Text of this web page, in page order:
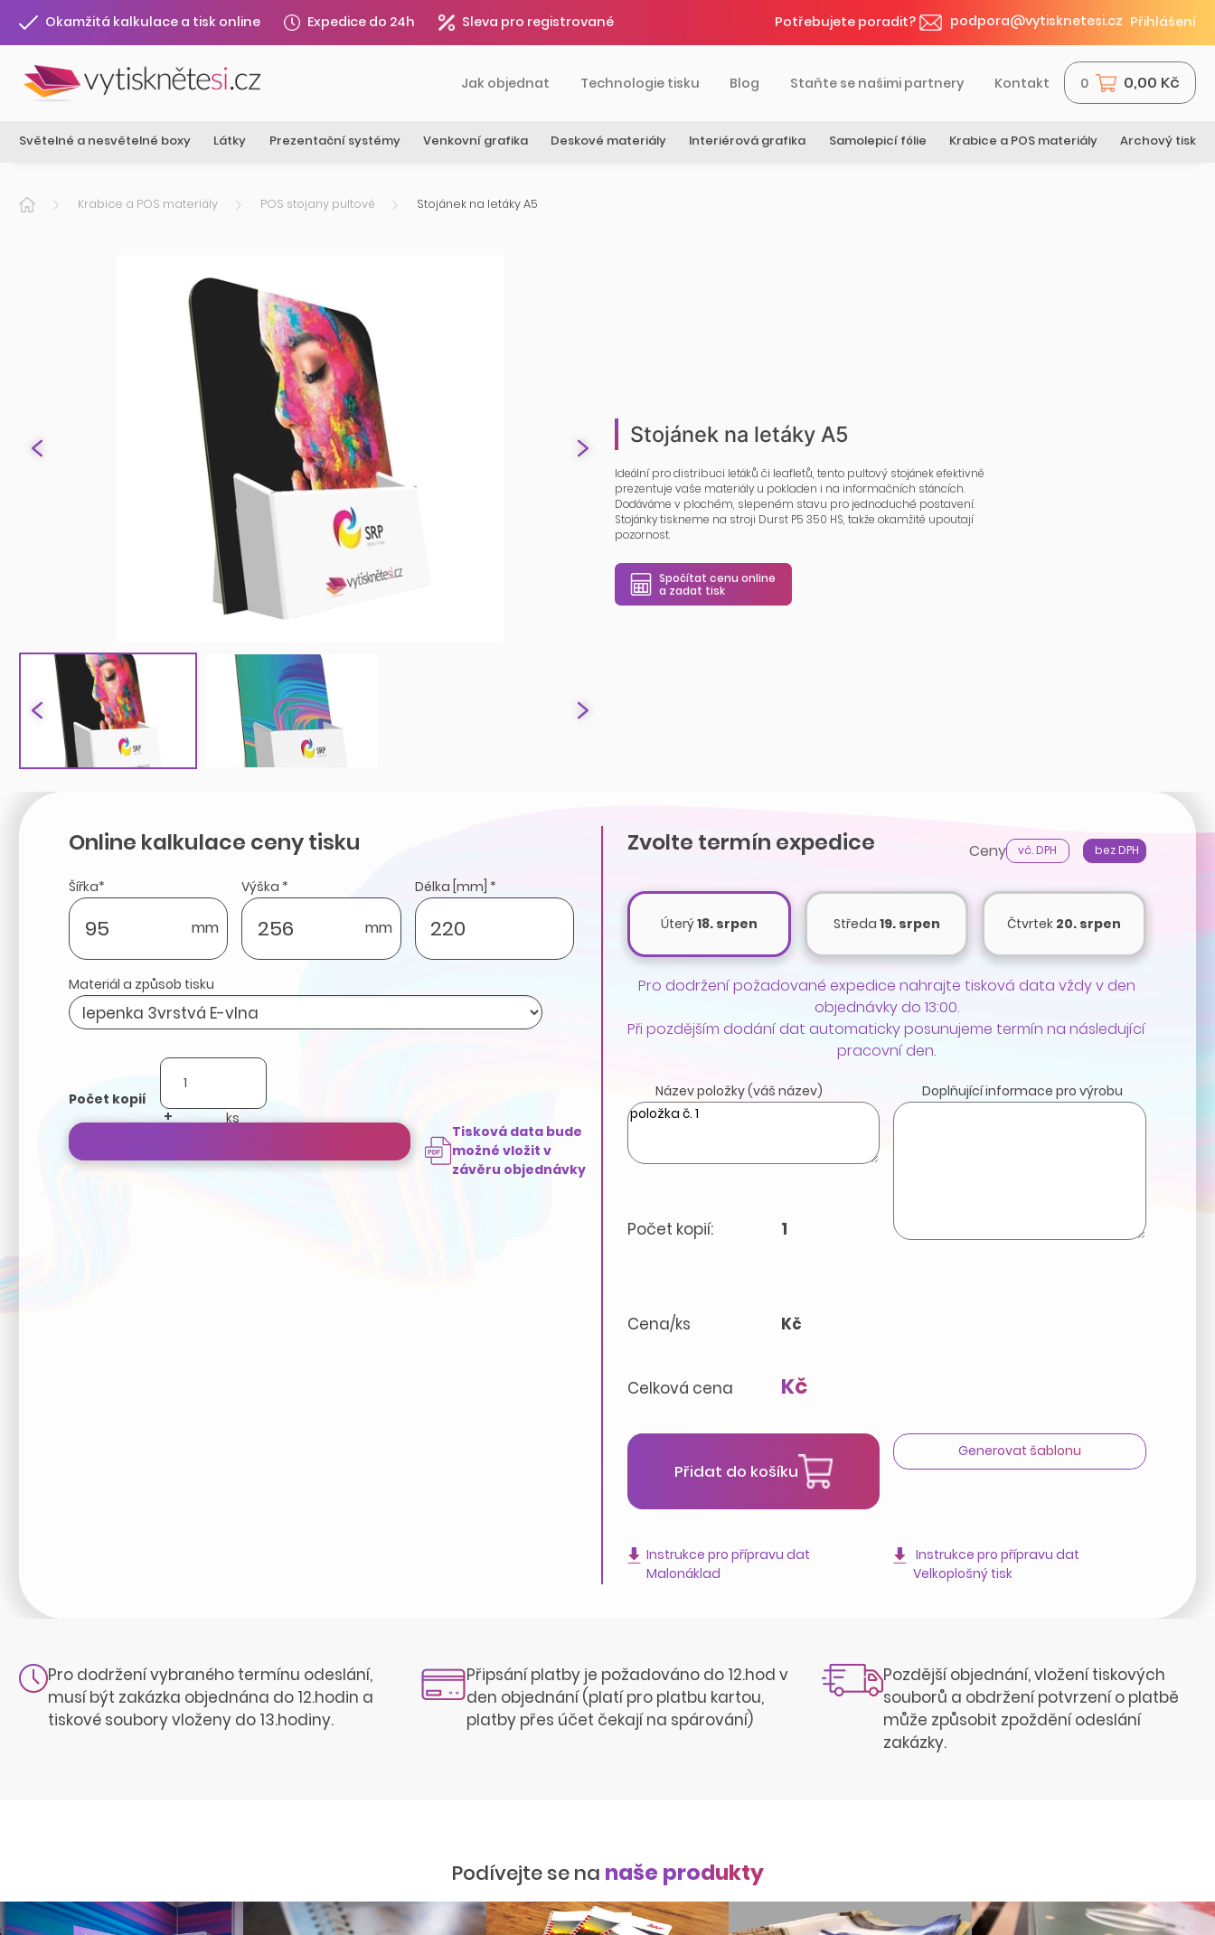
Okamžitá kalkulace a tisk online Expedice do 24h Sleva pro registrované Potřebujete poradit? podpora@vytisknetesi.cz Přihlášení
Jak objednat Technologie tisku Blog Staňte se našimi partnery Kontakt 0 0,00 Kč
Světelné a nesvětelné boxy Látky Prezentační systémy Venkovní grafika Deskové materiály Interiérová grafika Samolepicí fólie Krabice a POS materiály Archový tisk
Krabice a POS materiály POS stojany pultové Stojánek na letáky A5
Stojánek na letáky A5
Ideální pro distribuci letáků či leafletů, tento pultový stojánek efektivně
prezentuje vaše materiály u pokladen i na informačních stáncích.
Dodáváme v plochém, slepeném stavu pro jednoduché postavení.
Stojánky tiskneme na stroji Durst P5 350 HS, takže okamžitě upoutají
pozornost.
Spočítat cenu online
a zadat tisk
Online kalkulace ceny tisku
Šířka*
mm
Výška *
mm
Délka [mm] *
Materiál a způsob tisku
Počet kopií
+
Tisková data bude
možné vložit v
závěru objednávky
Zvolte termín expedice Ceny vč. DPH bez DPH
Úterý18. srpen Středa 19. srpen Čtvrtek 20. srpen
Pro dodržení požadované expedice nahrajte tisková data vždy v den
objednávky do 13:00.
Při pozdějším dodání dat automaticky posunujeme termín na následující
pracovní den.
Název položky (váš název)
Počet kopií: 1
Cena/ks Kč
Celková cena Kč
Doplňující informace pro výrobu
Přidat do košíku
Generovat šablonu
Instrukce pro přípravu dat
Malonáklad
Instrukce pro přípravu dat
Velkoplošný tisk
Pro dodržení vybraného termínu odeslání,
musí být zakázka objednána do 12.hodin a
tiskové soubory vloženy do 13.hodiny.
Připsání platby je požadováno do 12.hod v
den objednání (platí pro platbu kartou,
platby přes účet čekají na spárování)
Pozdější objednání, vložení tiskových
souborů a obdržení potvrzení o platbě
může způsobit zpoždění odeslání
zakázky.
Podívejte se na naše produkty